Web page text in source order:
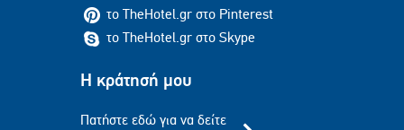
το TheHotel.gr στο Pinterest
το TheHotel.gr στο Skype
Η κράτησή μου
Πατήστε εδώ για να δείτε